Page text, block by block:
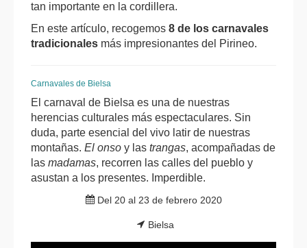
tan importante en la cordillera.
En este artículo, recogemos 8 de los carnavales
tradicionales más impresionantes del Pirineo.
Carnavales de Bielsa
El carnaval de Bielsa es una de nuestras
herencias culturales más espectaculares. Sin
duda, parte esencial del vivo latir de nuestras
montañas. El onso y las trangas, acompañadas de
las madamas, recorren las calles del pueblo y
asustan a los presentes. Imperdible.
Del 20 al 23 de febrero 2020
Bielsa